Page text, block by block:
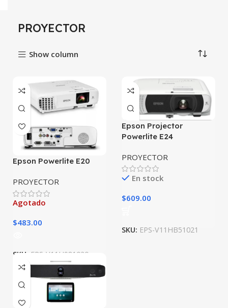
PROYECTOR
Show column
Epson Powerlite E20
PROYECTOR
Agotado
$483.00
SKU: EPS-V11H981020
Epson Projector
Powerlite E24
PROYECTOR
En stock
$609.00
SKU: EPS-V11HB51021